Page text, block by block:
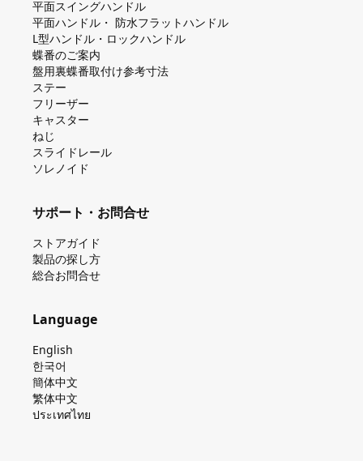
平⾯スイングハンドル
平⾯ハンドル・ 防⽔フラットハンドル
L型ハンドル・ロックハンドル
蝶番のご案内
盤⽤裏蝶番取付け参考⼨法
ステー
フリーザー
キャスター
ねじ
スライドレール
ソレノイド
サポート・お問合せ
ストアガイド
製品の探し⽅
総合お問合せ
Language
English
한국어
簡体中文
繁体中文
ประเทศไทย